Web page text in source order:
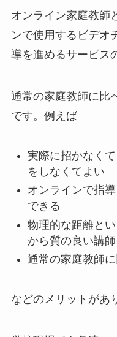
オンライン家庭教師
ンで使用するビデオ
導を進めるサービス
通常の家庭教師に比
です。例えば
実際に招かなく
をしなくてよい
オンラインで指
できる
物理的な距離と
から質の良い講
通常の家庭教師
などのメリットがあ